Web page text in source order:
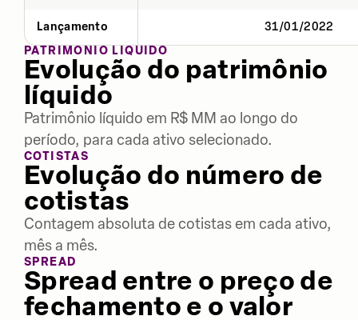
Lançamento
31/01/2022
PATRIMÔNIO LÍQUIDO
Evolução do patrimônio
líquido
Patrimônio líquido em R$ MM ao longo do
período, para cada ativo selecionado.
COTISTAS
Evolução do número de
cotistas
Contagem absoluta de cotistas em cada ativo,
mês a mês.
SPREAD
Spread entre o preço de
fechamento e o valor